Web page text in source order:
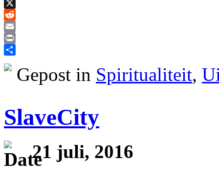
Bluesky
X
Reddit
Email
Print
Delen
Gepost in Spiritualiteit,
SlaveCity
21 juli, 2016